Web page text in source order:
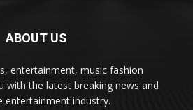
ABOUT US
entertainment, music fashion
with the latest breaking news and
industry.